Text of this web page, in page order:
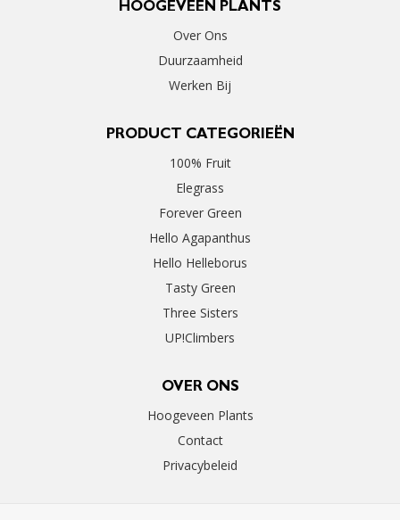
HOOGEVEEN PLANTS
Over Ons
Duurzaamheid
Werken Bij
PRODUCT CATEGORIEËN
100% Fruit
Elegrass
Forever Green
Hello Agapanthus
Hello Helleborus
Tasty Green
Three Sisters
UP!Climbers
OVER ONS
Hoogeveen Plants
Contact
Privacybeleid